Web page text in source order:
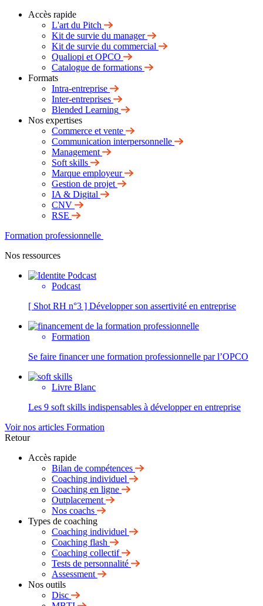
Accès rapide
L'art du Pitch
Kit de survie du manager
Kit de survie du commercial
Qualiopi et OPCO
Catalogue de formations
Formats
Intra-entreprise
Inter-entreprises
Blended Learning
Nos expertises
Commerce et vente
Communication interpersonnelle
Management
Soft skills
Marque employeur
Gestion de projet
IA & Digital
CNV
RSE
Formation professionnelle
Nos ressources
Podcast
[ Shot RH n°3 ] Développer son assertivité en entreprise
Formation
Se faire financer une formation professionnelle par l’OPCO
Livre Blanc
Les 9 soft skills indispensables à développer en entreprise
Voir nos articles Formation
Retour
Accès rapide
Bilan de compétences
Coaching individuel
Coaching en ligne
Outplacement
Nos coachs
Types de coaching
Coaching individuel
Coaching flash
Coaching collectif
Tests de personnalité
Assessment
Nos outils
Disc